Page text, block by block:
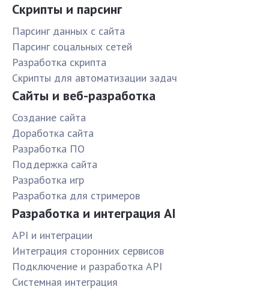
Скрипты и парсинг
Парсинг данных с сайта
Парсинг соцальных сетей
Разработка скрипта
Скрипты для автоматизации задач
Сайты и веб-разработка
Создание сайта
Доработка сайта
Разработка ПО
Поддержка сайта
Разработка игр
Разработка для стримеров
Разработка и интеграция AI
API и интеграции
Интеграция сторонних сервисов
Подключение и разработка API
Системная интеграция